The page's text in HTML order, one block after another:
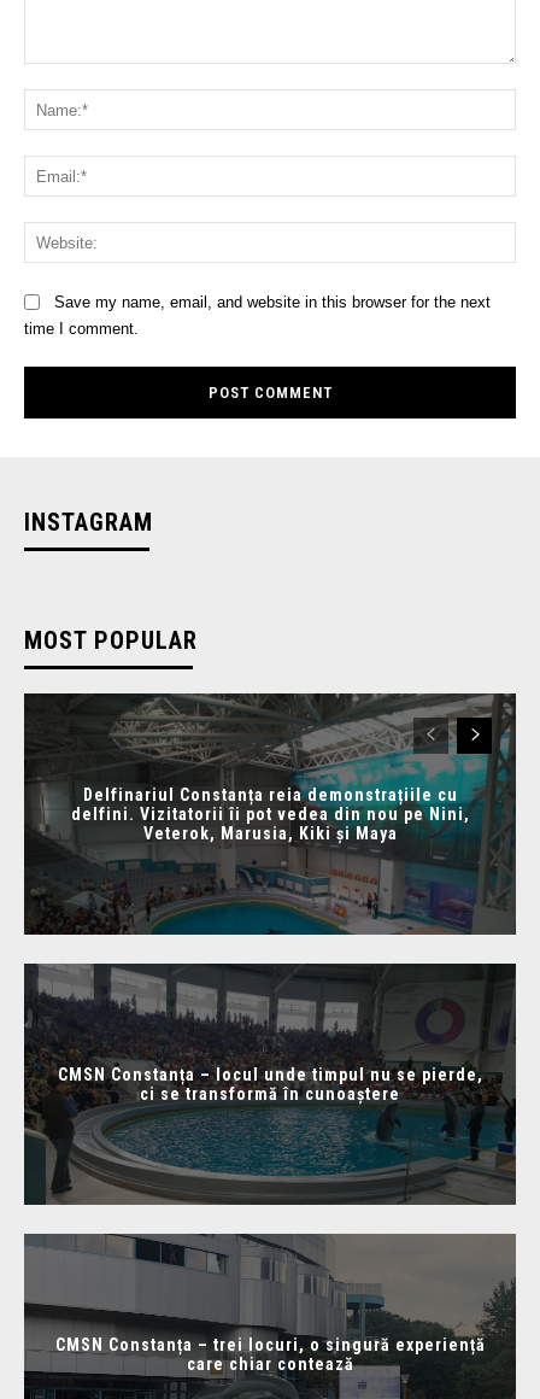
Save my name, email, and website in this browser for the next
time I comment.
INSTAGRAM
MOST POPULAR
Delfinariul Constanța reia demonstrațiile cu
delfini. Vizitatorii îi pot vedea din nou pe Nini,
Veterok, Marusia, Kiki și Maya
CMSN Constanța – locul unde timpul nu se pierde,
ci se transformă în cunoaștere
CMSN Constanța – trei locuri, o singură experiență
care chiar contează